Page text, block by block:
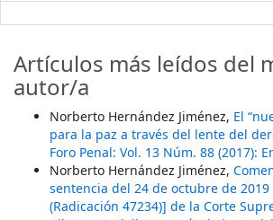
Artículos más leídos del
autor/a
Norberto Hernández Jiménez, El
para la paz a través del lente del
Foro Penal: Vol. 13 Núm. 88 (2017):
Norberto Hernández Jiménez,
sentencia del 24 de octubre de 2019
(Radicación 47234)] de la Corte